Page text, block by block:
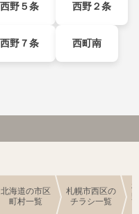
西野５条 西野２条
西野７条 西町南
北海道の市区
町村一覧
札幌市西区の
チラシ一覧